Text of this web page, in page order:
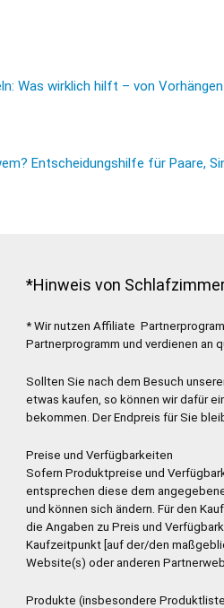
Was wirklich hilft – von
Entscheidungshilfe für Paare,
*Hinweis von
* Wir nutzen Affiliate
Partnerprogramm und verdienen an
Sollten Sie nach dem Besuch
etwas kaufen, so können wir dafür
bekommen. Der Endpreis für Sie
Preise und Verfügbarkeiten
Sofern Produktpreise und
entsprechen diese dem
und können sich ändern. Für den
die Angaben zu Preis und
Kaufzeitpunkt [auf der/den
Website(s) oder anderen
Produkte (insbesondere